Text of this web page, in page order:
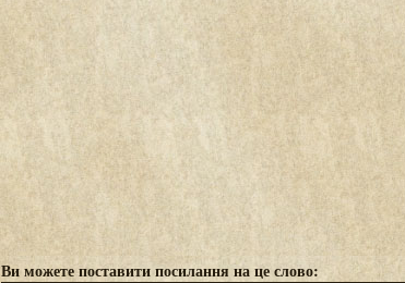
Ви можете поставити посилання на це слово: